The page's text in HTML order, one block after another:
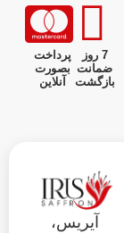
7 روز
ضمانت
بازگشت
پرداخت
بصورت
آنلاین
آیریس،